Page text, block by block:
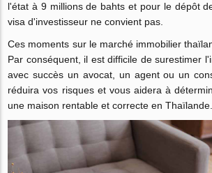
l'état à 9 millions de bahts et pour le dépôt
visa d'investisseur ne convient pas.
Ces moments sur le marché immobilier
Par conséquent, il est difficile de surestimer
avec succès un avocat, un agent ou un
réduira vos risques et vous aidera à
une maison rentable et correcte en Thaïlande.